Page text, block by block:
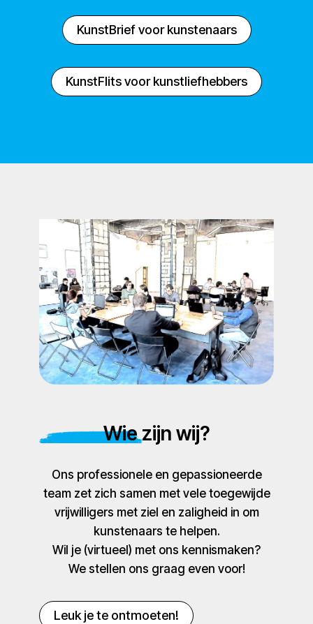
KunstBrief voor kunstenaars
KunstFlits voor kunstliefhebbers
Wie zijn wij?
Ons professionele en gepassioneerde
team zet zich samen met vele toegewijde
vrijwilligers met ziel en zaligheid in om
kunstenaars te helpen.
Wil je (virtueel) met ons kennismaken?
We stellen ons graag even voor!
Leuk je te ontmoeten!